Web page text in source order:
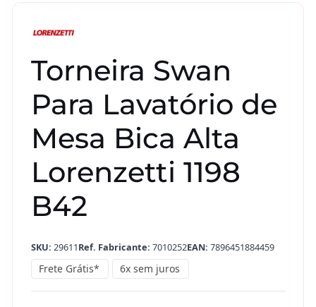
Torneira Swan
Para Lavatório de
Mesa Bica Alta
Lorenzetti 1198
B42
SKU: 29611Ref. Fabricante: 7010252EAN: 7896451884459
Frete Grátis* 6x sem juros